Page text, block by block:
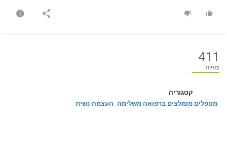
411
צפיות
קטגוריה
מטפלים מומלצים ברפואה משלימה העצמה נשית